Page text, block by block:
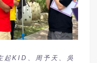
起KID、周予天、吳